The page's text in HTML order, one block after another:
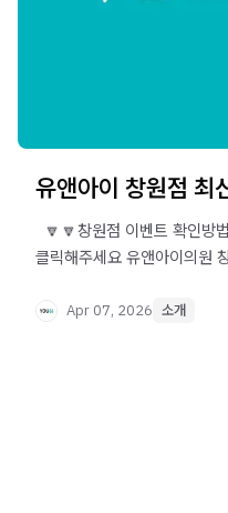
유앤아이 창원점 최
🔽🔽창원점 이벤트 확인
클릭해주세요 유앤아이의원
Apr 07, 2026 소개